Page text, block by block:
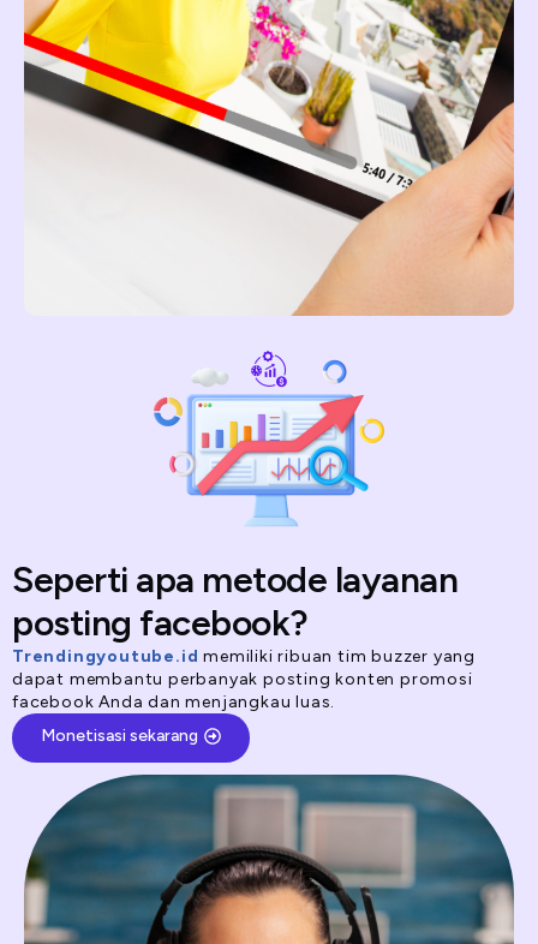
Seperti apa metode layanan
posting facebook?
Trendingyoutube.id memiliki ribuan tim buzzer yang
dapat membantu perbanyak posting konten promosi
facebook Anda dan menjangkau luas.
Monetisasi sekarang